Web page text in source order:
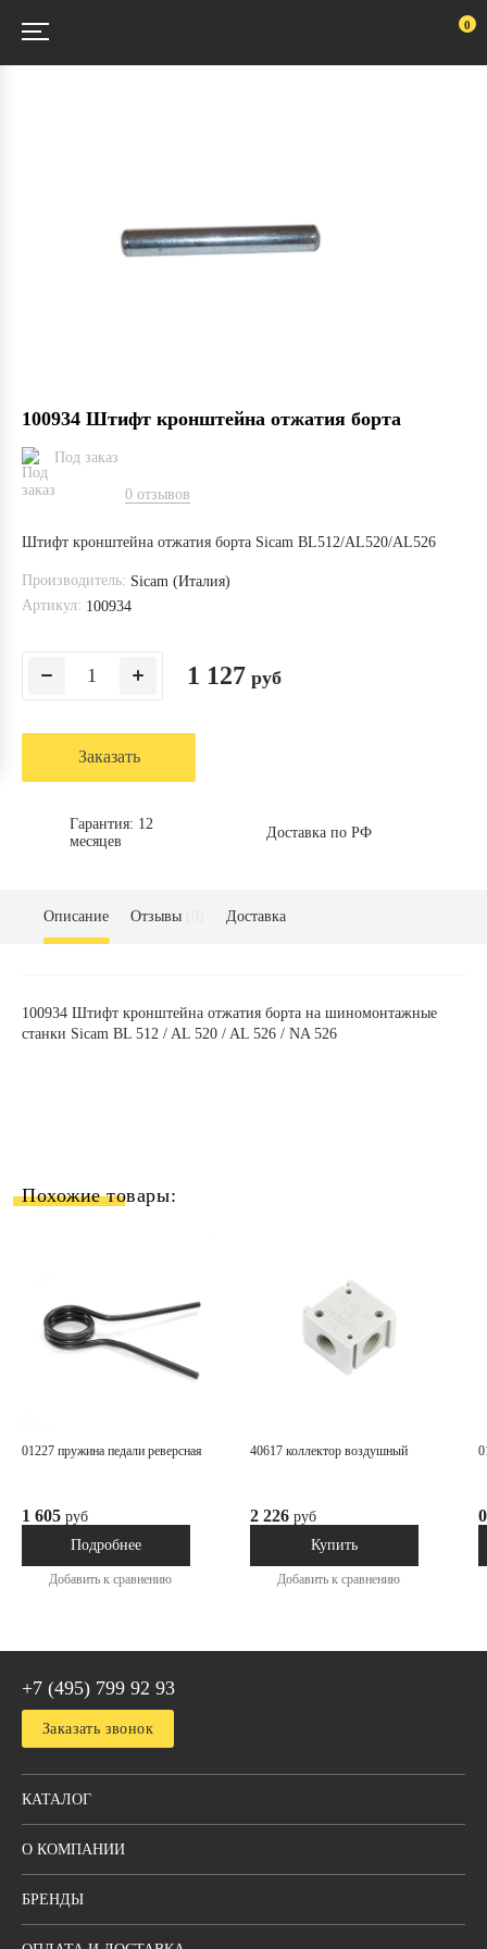
0
100934 Штифт кронштейна отжатия борта
Под заказ
0 отзывов
Штифт кронштейна отжатия борта Sicam BL512/AL520/AL526
Производитель: Sicam (Италия)
Артикул: 100934
1 127 руб
Заказать
Гарантия: 12
месяцев
Доставка по РФ
Описание Отзывы Доставка
100934 Штифт кронштейна отжатия борта на шиномонтажные
станки Sicam BL 512 / AL 520 / AL 526 / NA 526
Похожие товары:
01227 пружина педали реверсная
1 605 руб
Под заказ
Подробнее
Добавить к сравнению
40617 коллектор воздушный
2 226 руб
В наличииКупить
Добавить к сравнению
0
+7 (495) 799 92 93
Заказать звонок
КАТАЛОГ
О КОМПАНИИ
БРЕНДЫ